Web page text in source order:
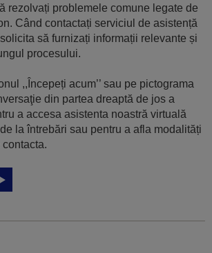
rezolvați problemele comune legate de
Când contactați serviciul de asistență
să furnizați informații relevante și
procesului.
,,Începeți acum’’ sau pe pictograma
din partea dreaptă de jos a
a accesa asistenta noastră virtuală
la întrebări sau pentru a afla modalități